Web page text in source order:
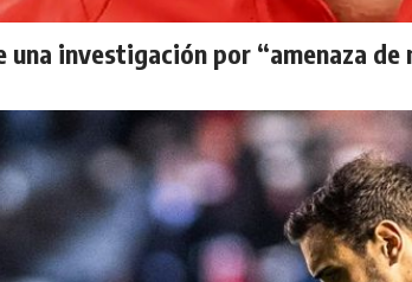
investigación por “amenaza de